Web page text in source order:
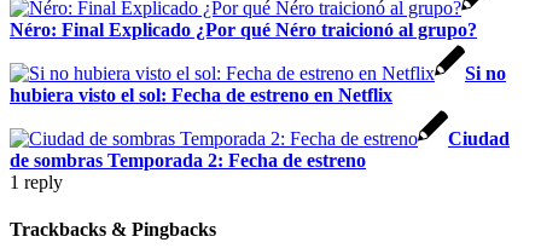
Néro: Final Explicado ¿Por qué Néro traicionó al grupo?
Si no
hubiera visto el sol: Fecha de estreno en Netflix
Ciudad
de sombras Temporada 2: Fecha de estreno
1 reply
Trackbacks & Pingbacks